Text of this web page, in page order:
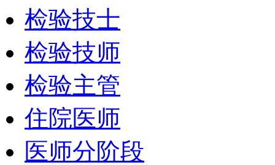
检验技士
检验技师
检验主管
住院医师
医师分阶段